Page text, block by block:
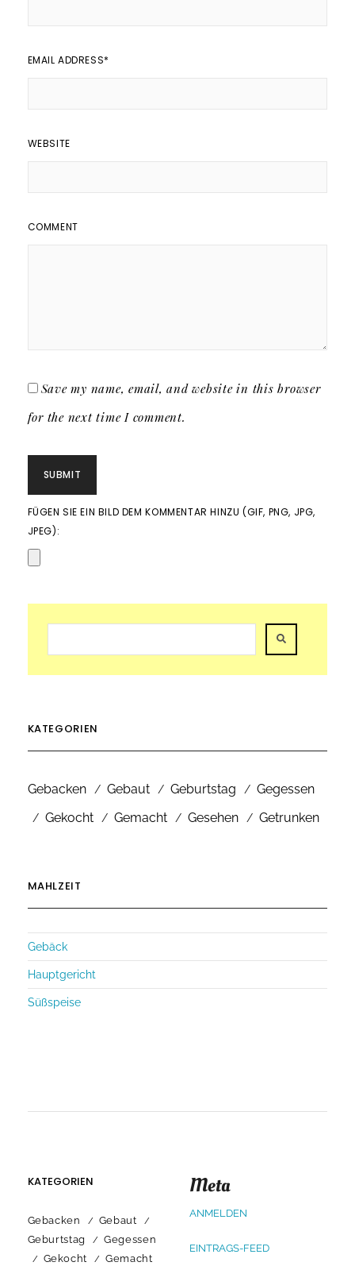
EMAIL ADDRESS*
WEBSITE
COMMENT
Save my name, email, and website in this browser
for the next time I comment.
FÜGEN SIE EIN BILD DEM KOMMENTAR HINZU (GIF, PNG, JPG,
JPEG):
KATEGORIEN
Gebacken Gebaut Geburtstag
Gegessen
Gekocht
Gemacht Gesehen Getrunken
MAHLZEIT
Gebäck
Hauptgericht
Süßspeise
KATEGORIEN
Gebacken
Gebaut
Geburtstag
Gegessen
Gekocht
Gemacht
Meta
ANMELDEN
EINTRAGS-FEED